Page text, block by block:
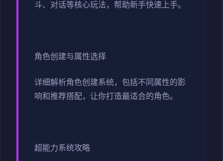
斗、对话等核心玩法，帮助新手快速上手。
角色创建与属性选择
详细解析角色创建系统，包括不同属性的影
响和推荐搭配，让你打造最适合的角色。
超能力系统攻略